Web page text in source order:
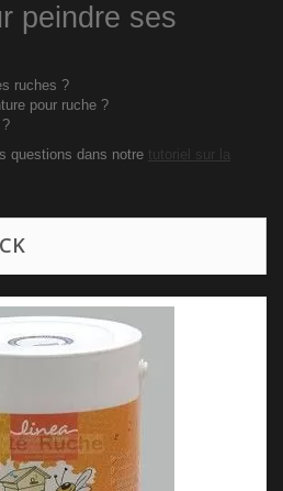
peindre ses
ruches ?
pour ruche ?
questions dans notre tutoriel sur la